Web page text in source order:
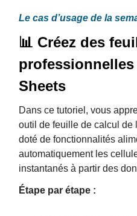
Le cas d’usage de la
📊 Créez des
professionnelles
Sheets
Dans ce tutoriel, vous
outil de feuille de calcul de
doté de fonctionnalités
automatiquement les
instantanés à partir des
Étape par étape :